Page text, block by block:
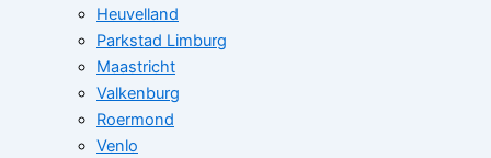
Heuvelland
Parkstad Limburg
Maastricht
Valkenburg
Roermond
Venlo